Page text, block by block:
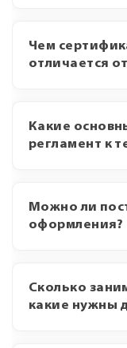
Чем
отличается
Какие
регламент к
Можно ли
оформления?
Сколько
какие нужны